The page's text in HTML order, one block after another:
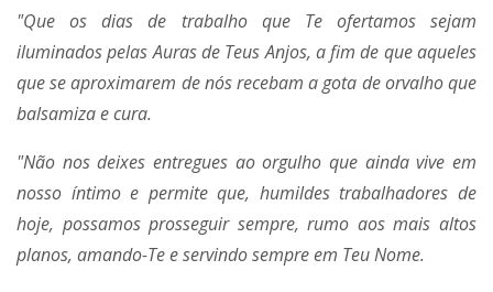
"Que os dias de trabalho que Te ofertamos sejam
iluminados pelas Auras de Teus Anjos, a fim de que aqueles
que se aproximarem de nós recebam a gota de orvalho que
balsamiza e cura.
"Não nos deixes entregues ao orgulho que ainda vive em
nosso íntimo e permite que, humildes trabalhadores de
hoje, possamos prosseguir sempre, rumo aos mais altos
planos, amando-Te e servindo sempre em Teu Nome.